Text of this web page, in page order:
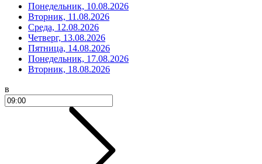
Понедельник, 10.08.2026
Вторник, 11.08.2026
Среда, 12.08.2026
Четверг, 13.08.2026
Пятница, 14.08.2026
Понедельник, 17.08.2026
Вторник, 18.08.2026
в